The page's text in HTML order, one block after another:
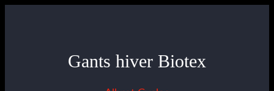
Gants hiver Biotex